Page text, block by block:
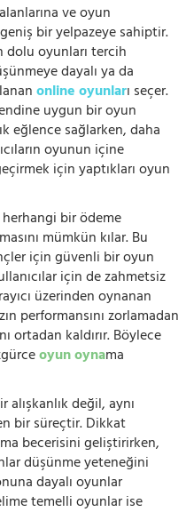
ve oyun
bir yelpazeye sahiptir.
dolu oyunları tercih
dayalı ya da
online oyunları seçer.
uygun bir oyun
eğlence sağlarken, daha
oyunun içine
için yaptıkları oyun
herhangi bir ödeme
mümkün kılar. Bu
için güvenli bir oyun
için de zahmetsiz
üzerinden oynanan
performansını zorlamadan
ortadan kaldırır. Böylece
oyun oynama
değil, aynı
bir süreçtir. Dikkat
becerisini geliştirirken,
düşünme yeteneğini
dayalı oyunlar
temelli oyunlar ise